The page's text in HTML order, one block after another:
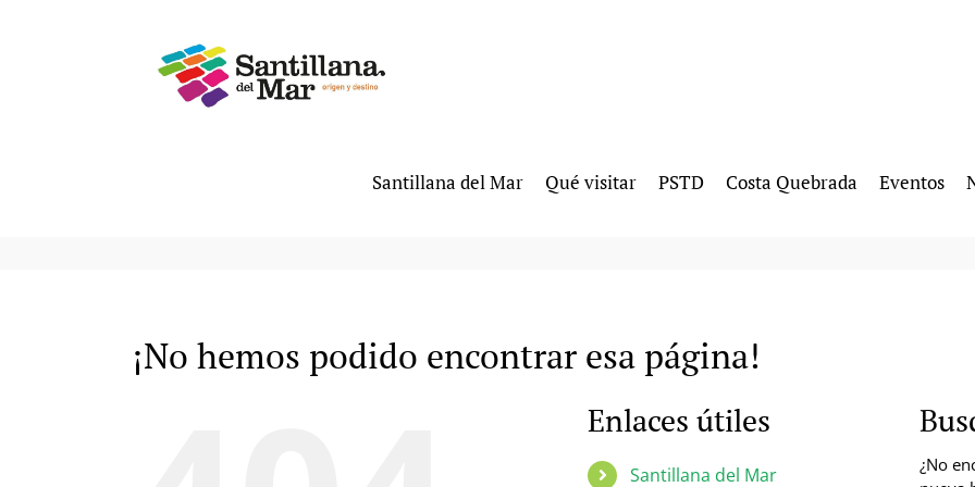
Santillana del Mar Qué visitar PSTD Costa Quebrada Eventos
¡No hemos podido encontrar esa página!
Enlaces útiles
Santillana del Mar
¿No